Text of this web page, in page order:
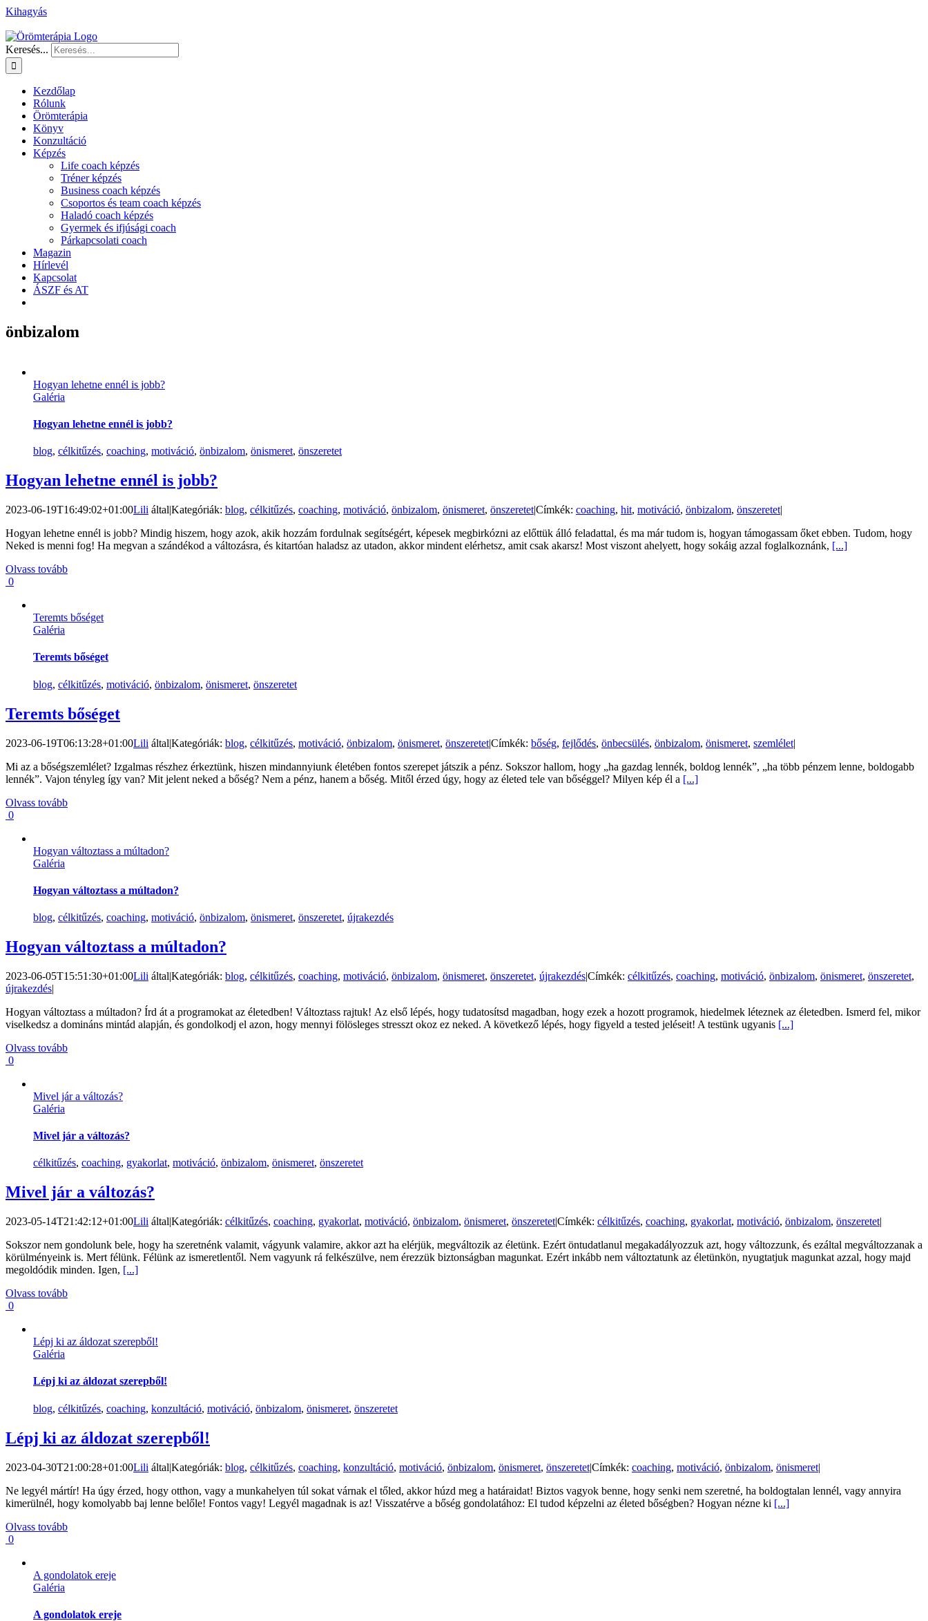
Kihagyás
Keresés...
Kezdőlap
Rólunk
Örömterápia
Könyv
Konzultáció
Képzés
Life coach képzés
Tréner képzés
Business coach képzés
Csoportos és team coach képzés
Haladó coach képzés
Gyermek és ifjúsági coach
Párkapcsolati coach
Magazin
Hírlevél
Kapcsolat
ÁSZF és AT
önbizalom
Hogyan lehetne ennél is jobb?
Galéria
Hogyan lehetne ennél is jobb?
blog, célkitűzés, coaching, motiváció, önbizalom, önismeret, önszeretet
Hogyan lehetne ennél is jobb?
2023-06-19T16:49:02+01:00Lili által|Kategóriák: blog, célkitűzés, coaching, motiváció, önbizalom, önismeret, önszeretet|Címkék: coaching, hit, motiváció, önbizalom, önszeretet|
Hogyan lehetne ennél is jobb? Mindig hiszem, hogy azok, akik hozzám fordulnak segítségért, képesek megbirkózni az előttük álló feladattal, és ma már tudom is, hogyan támogassam őket ebben. Tudom, hogy
Neked is menni fog! Ha megvan a szándékod a változásra, és kitartóan haladsz az utadon, akkor mindent elérhetsz, amit csak akarsz! Most viszont ahelyett, hogy sokáig azzal foglalkoznánk, [...]
Olvass tovább
0
Teremts bőséget
Galéria
Teremts bőséget
blog, célkitűzés, motiváció, önbizalom, önismeret, önszeretet
Teremts bőséget
2023-06-19T06:13:28+01:00Lili által|Kategóriák: blog, célkitűzés, motiváció, önbizalom, önismeret, önszeretet|Címkék: bőség, fejlődés, önbecsülés, önbizalom, önismeret, szemlélet|
Mi az a bőségszemlélet? Izgalmas részhez érkeztünk, hiszen mindannyiunk életében fontos szerepet játszik a pénz. Sokszor hallom, hogy „ha gazdag lennék, boldog lennék”, „ha több pénzem lenne, boldogabb
lennék”. Vajon tényleg így van? Mit jelent neked a bőség? Nem a pénz, hanem a bőség. Mitől érzed úgy, hogy az életed tele van bőséggel? Milyen kép él a [...]
Olvass tovább
0
Hogyan változtass a múltadon?
Galéria
Hogyan változtass a múltadon?
blog, célkitűzés, coaching, motiváció, önbizalom, önismeret, önszeretet, újrakezdés
Hogyan változtass a múltadon?
2023-06-05T15:51:30+01:00Lili által|Kategóriák: blog, célkitűzés, coaching, motiváció, önbizalom, önismeret, önszeretet, újrakezdés|Címkék: célkitűzés, coaching, motiváció, önbizalom, önismeret, önszeretet,
újrakezdés|
Hogyan változtass a múltadon? Írd át a programokat az életedben! Változtass rajtuk! Az első lépés, hogy tudatosítsd magadban, hogy ezek a hozott programok, hiedelmek léteznek az életedben. Ismerd fel, mikor
viselkedsz a domináns mintád alapján, és gondolkodj el azon, hogy mennyi fölösleges stresszt okoz ez neked. A következő lépés, hogy figyeld a tested jeléseit! A testünk ugyanis [...]
Olvass tovább
0
Mivel jár a változás?
Galéria
Mivel jár a változás?
célkitűzés, coaching, gyakorlat, motiváció, önbizalom, önismeret, önszeretet
Mivel jár a változás?
2023-05-14T21:42:12+01:00Lili által|Kategóriák: célkitűzés, coaching, gyakorlat, motiváció, önbizalom, önismeret, önszeretet|Címkék: célkitűzés, coaching, gyakorlat, motiváció, önbizalom, önszeretet|
Sokszor nem gondolunk bele, hogy ha szeretnénk valamit, vágyunk valamire, akkor azt ha elérjük, megváltozik az életünk. Ezért öntudatlanul megakadályozzuk azt, hogy változzunk, és ezáltal megváltozzanak a
körülményeink is. Mert félünk. Félünk az ismeretlentől. Nem vagyunk rá felkészülve, nem érezzük biztonságban magunkat. Ezért inkább nem változtatunk az életünkön, nyugtatjuk magunkat azzal, hogy majd
megoldódik minden. Igen, [...]
Olvass tovább
0
Lépj ki az áldozat szerepből!
Galéria
Lépj ki az áldozat szerepből!
blog, célkitűzés, coaching, konzultáció, motiváció, önbizalom, önismeret, önszeretet
Lépj ki az áldozat szerepből!
2023-04-30T21:00:28+01:00Lili által|Kategóriák: blog, célkitűzés, coaching, konzultáció, motiváció, önbizalom, önismeret, önszeretet|Címkék: coaching, motiváció, önbizalom, önismeret|
Ne legyél mártír! Ha úgy érzed, hogy otthon, vagy a munkahelyen túl sokat várnak el tőled, akkor húzd meg a határaidat! Biztos vagyok benne, hogy senki nem szeretné, ha boldogtalan lennél, vagy annyira
kimerülnél, hogy komolyabb baj lenne belőle! Fontos vagy! Legyél magadnak is az! Visszatérve a bőség gondolatához: El tudod képzelni az életed bőségben? Hogyan nézne ki [...]
Olvass tovább
0
A gondolatok ereje
Galéria
A gondolatok ereje